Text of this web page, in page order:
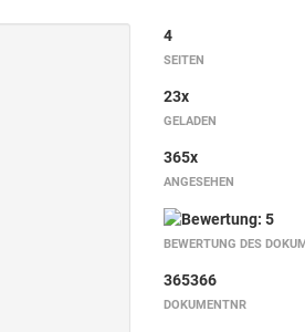
4
SEITEN
23x
GELADEN
365x
ANGESEHEN
BEWERTUNG DES
365366
DOKUMENTNR